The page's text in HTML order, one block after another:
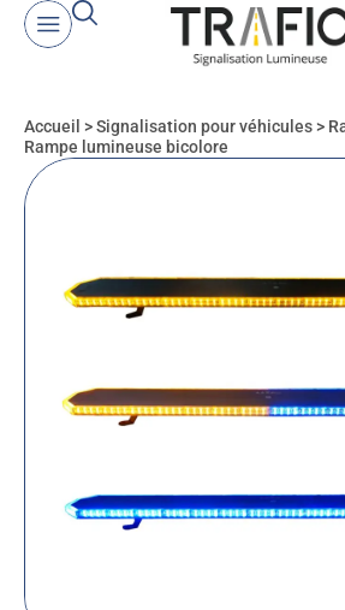
Accueil >Signalisation pour véhicules >
Rampe lumineuse bicolore